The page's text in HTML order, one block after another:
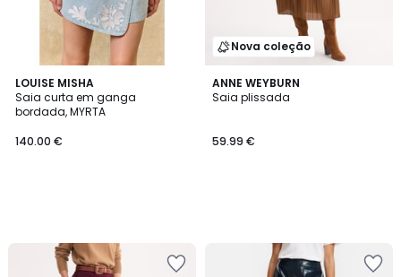
LOUISE MISHA
Saia curta em ganga
bordada, MYRTA
140.00 €
Nova coleção
ANNE WEYBURN
Saia plissada
59.99 €